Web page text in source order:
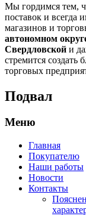
Мы гордимся тем,
поставок и всегда
магазинов и
автономном
Свердловской и
стремится создать
торговых
Подвал
Меню
Главная
Покупателю
Наши работы
Новости
Контакты